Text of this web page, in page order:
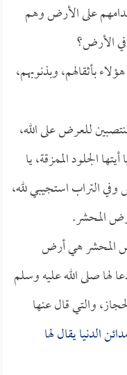
على الأرض وهم
في الأرض؟
هؤلاء بأثقالهم، وبذنوبهم،
للعرض على الله،
الجلود الممزقة، يا
وفي التراب استجيبي لله،
المحشر.
المحشر هي أرض
لها صلى الله عليه وسلم
والتي قال عنها
الدنيا يقال لها